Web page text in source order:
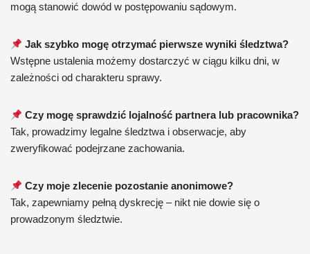
mogą stanowić dowód w postępowaniu sądowym.
Jak szybko mogę otrzymać pierwsze wyniki śledztwa?
Wstępne ustalenia możemy dostarczyć w ciągu kilku dni, w
zależności od charakteru sprawy.
Czy mogę sprawdzić lojalność partnera lub pracownika?
Tak, prowadzimy legalne śledztwa i obserwacje, aby
zweryfikować podejrzane zachowania.
Czy moje zlecenie pozostanie anonimowe?
Tak, zapewniamy pełną dyskrecję – nikt nie dowie się o
prowadzonym śledztwie.